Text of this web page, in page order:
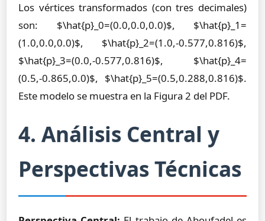
Los vértices transformados (con tres decimales)
son: $\hat{p}_0=(0.0,0.0,0.0)$, $\hat{p}_1=
(1.0,0.0,0.0)$, $\hat{p}_2=(1.0,-0.577,0.816)$,
$\hat{p}_3=(0.0,-0.577,0.816)$, $\hat{p}_4=
(0.5,-0.865,0.0)$, $\hat{p}_5=(0.5,0.288,0.816)$.
Este modelo se muestra en la Figura 2 del PDF.
4. Análisis Central y
Perspectivas Técnicas